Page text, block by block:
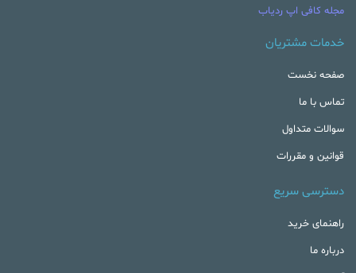
مجله کافی اپ ردیاب
خدمات مشتریان
صفحه نخست
تماس با ما
سوالات متداول
قوانین و مقررات
دسترسی سریع
راهنمای خرید
درباره ما